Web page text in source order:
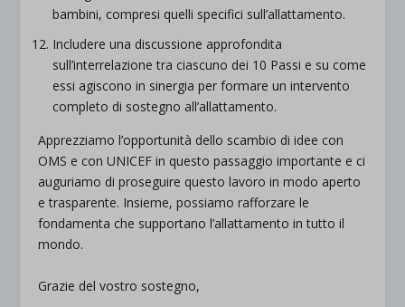
bambini, compresi quelli specifici sull’allattamento.
Includere una discussione approfondita
sull’interrelazione tra ciascuno dei 10 Passi e su come
essi agiscono in sinergia per formare un intervento
completo di sostegno all’allattamento.
Apprezziamo l’opportunità dello scambio di idee con
OMS e con UNICEF in questo passaggio importante e ci
auguriamo di proseguire questo lavoro in modo aperto
e trasparente. Insieme, possiamo rafforzare le
fondamenta che supportano l’allattamento in tutto il
mondo.
Grazie del vostro sostegno,